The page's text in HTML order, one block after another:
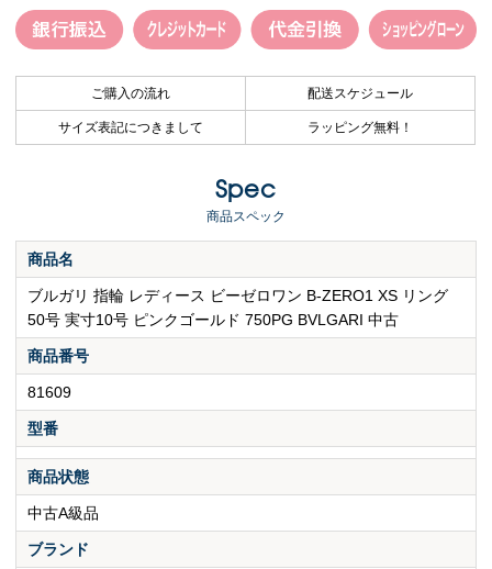
ご購入の流れ 配送スケジュール
サイズ表記につきまして ラッピング無料！
Spec
商品スペック
商品名
ブルガリ 指輪 レディース ビーゼロワン B-ZERO1 XS リング
50号 実寸10号 ピンクゴールド 750PG BVLGARI 中古
商品番号
81609
型番
商品状態
中古A級品
ブランド